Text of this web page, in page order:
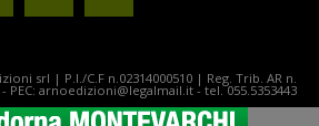
srl | P.I./C.F n.02314000510 | Reg. Trib. AR n.
arnoedizioni@legalmail.it - tel. 055.5353443